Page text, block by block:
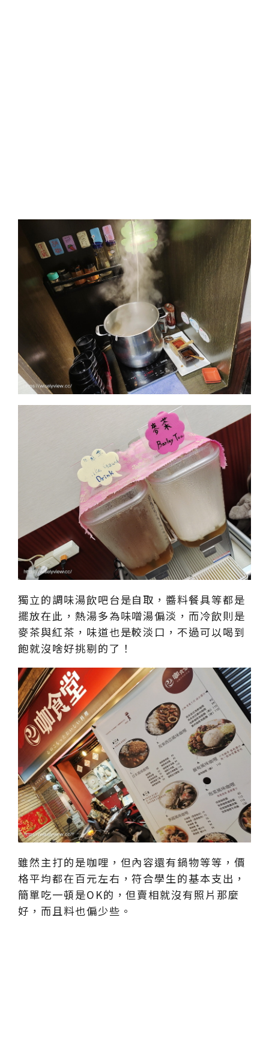
獨立的調味湯飲吧台是自取，醬料餐具等都是
擺放在此，熱湯多為味噌湯偏淡，而冷飲則是
麥茶與紅茶，味道也是較淡口，不過可以喝到
飽就沒啥好挑剔的了！
雖然主打的是咖哩，但內容還有鍋物等等，價
格平均都在百元左右，符合學生的基本支出，
簡單吃一頓是OK的，但賣相就沒有照片那麼
好，而且料也偏少些。